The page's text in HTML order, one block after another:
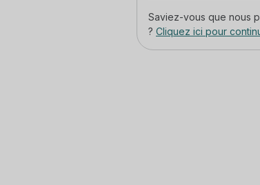
Saviez-vous que nous
? Cliquez ici pour